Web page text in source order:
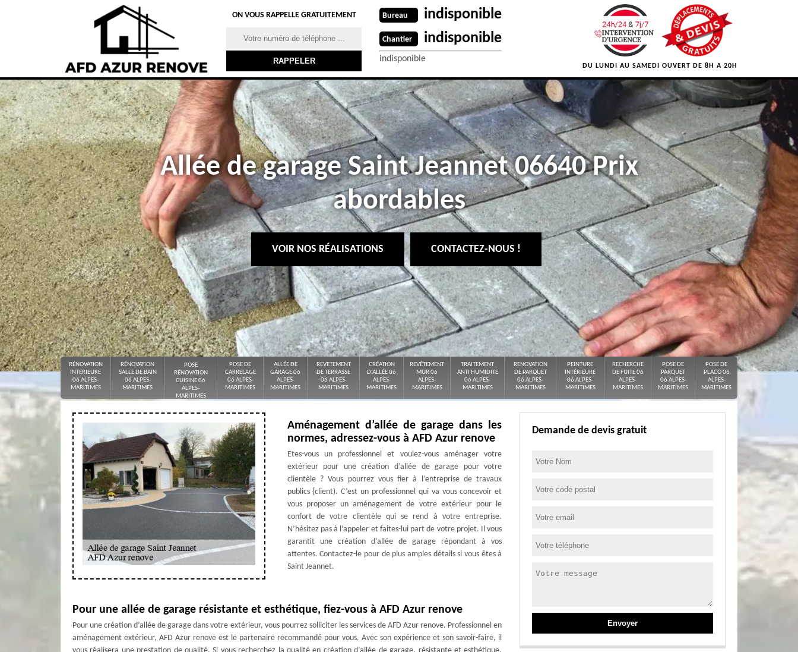
ON VOUS RAPPELLE GRATUITEMENT Bureau indisponible
Chantier indisponible
indisponible
DU LUNDI AU SAMEDI OUVERT DE 8H A 20H
Allée de garage Saint Jeannet 06640 Prix
abordables
VOIR NOS RÉALISATIONS CONTACTEZ-NOUS !
RÉNOVATION
INTERIEURE
06 ALPES-
MARITIMES
RÉNOVATION
SALLE DE BAIN
06 ALPES-
MARITIMES
POSE
RÉNOVATION
CUISINE 06
ALPES-
MARITIMES
POSE DE
CARRELAGE
06 ALPES-
MARITIMES
ALLÉE DE
GARAGE 06
ALPES-
MARITIMES
REVETEMENT
DE TERRASSE
06 ALPES-
MARITIMES
CRÉATION
D'ALLÉE 06
ALPES-
MARITIMES
REVÊTEMENT
MUR 06
ALPES-
MARITIMES
TRAITEMENT
ANTI HUMIDITE
06 ALPES-
MARITIMES
RENOVATION
DE PARQUET
06 ALPES-
MARITIMES
PEINTURE
INTÉRIEURE
06 ALPES-
MARITIMES
RECHERCHE
DE FUITE 06
ALPES-
MARITIMES
POSE DE
PARQUET
06 ALPES-
MARITIMES
POSE DE
PLACO 06
ALPES-
MARITIMES
Aménagement d’allée de garage dans les
normes, adressez-vous à AFD Azur renove
Etes-vous un professionnel et voulez-vous aménager votre
extérieur pour une création d’allée de garage pour votre
clientèle ? Vous pourrez vous fier à l’entreprise de travaux
publics {client). C’est un professionnel qui va vous concevoir et
vous proposer un aménagement de votre extérieur pour le
confort de votre clientèle qui se rend à votre entreprise.
N’hésitez pas à l’appeler et faites-lui part de votre projet. Il vous
garantit une création d’allée de garage répondant à vos
attentes. Contactez-le pour de plus amples détails si vous êtes à
Saint Jeannet.
Pour une allée de garage résistante et esthétique, fiez-vous à AFD Azur renove
Pour une création d’allée de garage dans votre extérieur, vous pourrez solliciter les services de AFD Azur renove. Professionnel en
aménagement extérieur, AFD Azur renove est le partenaire recommandé pour vous. Avec son expérience et son savoir-faire, il
Demande de devis gratuit